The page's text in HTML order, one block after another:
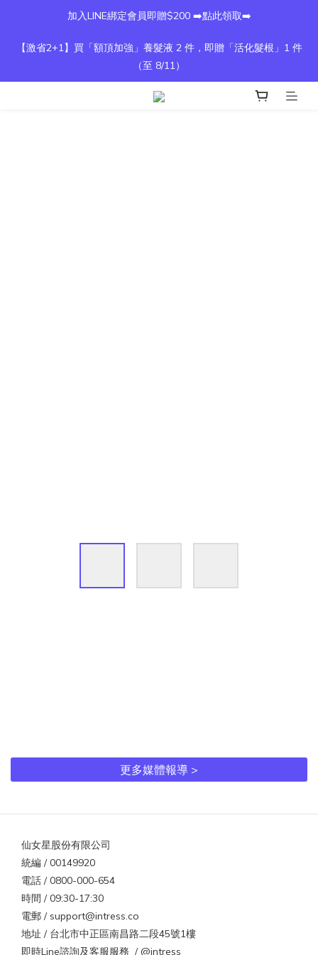
加入LINE綁定會員即贈$200 ➡️點此領取➡️
【激省2+1】買「額頂加強」養髮液 2 件，即贈「活化髮根」1 件
（至 8/11）
更多媒體報導 >
仙女星股份有限公司
統編 / 00149920
電話 / 0800-000-654
時間 / 09:30-17:30
電郵 / support@intress.co
地址 / 台北市中正區南昌路二段45號1樓
即時Line諮詢及客服服務 / @intress